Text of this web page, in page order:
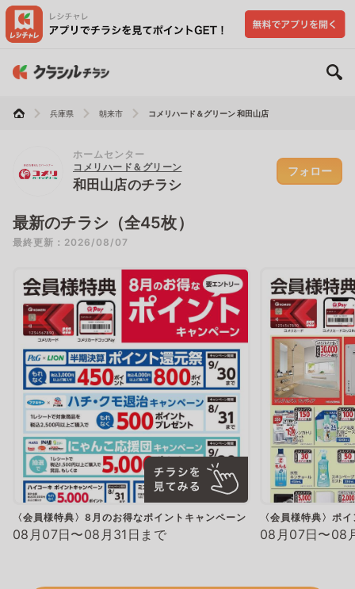
兵庫県 朝来市 コメリハード＆グリーン 和田山店
ホームセンター
コメリハード＆グリーン
和田山店のチラシ
フォロー
最新のチラシ（全45枚）
最終更新：2026/08/07
〈会員様特典〉8月のお得なポイントキャンペーン
08月07日〜08月31日まで
〈会員様特典〉ポ
08月07日〜08